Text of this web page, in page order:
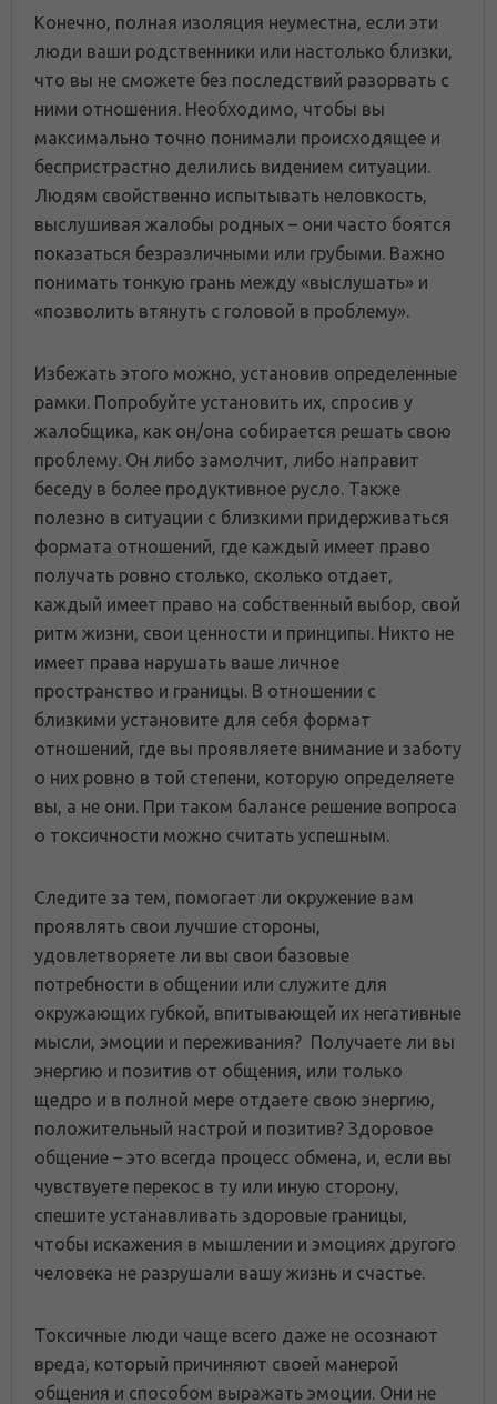
Конечно, полная изоляция неуместна, если эти
люди ваши родственники или настолько близки,
что вы не сможете без последствий разорвать с
ними отношения. Необходимо, чтобы вы
максимально точно понимали происходящее и
беспристрастно делились видением ситуации.
Людям свойственно испытывать неловкость,
выслушивая жалобы родных – они часто боятся
показаться безразличными или грубыми. Важно
понимать тонкую грань между «выслушать» и
«позволить втянуть с головой в проблему».
Избежать этого можно, установив определенные
рамки. Попробуйте установить их, спросив у
жалобщика, как он/она собирается решать свою
проблему. Он либо замолчит, либо направит
беседу в более продуктивное русло. Также
полезно в ситуации с близкими придерживаться
формата отношений, где каждый имеет право
получать ровно столько, сколько отдает,
каждый имеет право на собственный выбор, свой
ритм жизни, свои ценности и принципы. Никто не
имеет права нарушать ваше личное
пространство и границы. В отношении с
близкими установите для себя формат
отношений, где вы проявляете внимание и заботу
о них ровно в той степени, которую определяете
вы, а не они. При таком балансе решение вопроса
о токсичности можно считать успешным.
Следите за тем, помогает ли окружение вам
проявлять свои лучшие стороны,
удовлетворяете ли вы свои базовые
потребности в общении или служите для
окружающих губкой, впитывающей их негативные
мысли, эмоции и переживания? Получаете ли вы
энергию и позитив от общения, или только
щедро и в полной мере отдаете свою энергию,
положительный настрой и позитив? Здоровое
общение – это всегда процесс обмена, и, если вы
чувствуете перекос в ту или иную сторону,
спешите устанавливать здоровые границы,
чтобы искажения в мышлении и эмоциях другого
человека не разрушали вашу жизнь и счастье.
Токсичные люди чаще всего даже не осознают
вреда, который причиняют своей манерой
общения и способом выражать эмоции. Они не